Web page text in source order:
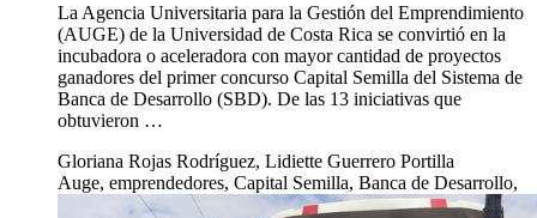
La Agencia Universitaria para la Gestión del Emprendimiento
(AUGE) de la Universidad de Costa Rica se convirtió en la
incubadora o aceleradora con mayor cantidad de proyectos
ganadores del primer concurso Capital Semilla del Sistema de
Banca de Desarrollo (SBD). De las 13 iniciativas que
obtuvieron …
Gloriana Rojas Rodríguez, Lidiette Guerrero Portilla
Auge, emprendedores, Capital Semilla, Banca de Desarrollo,